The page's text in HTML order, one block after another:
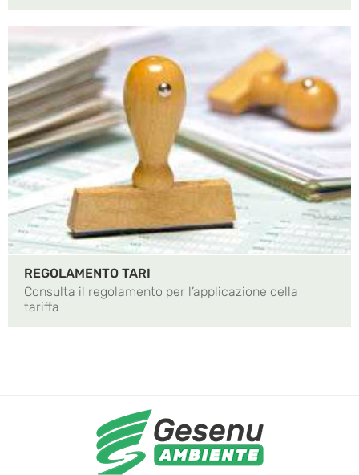
REGOLAMENTO TARI
Consulta il regolamento per l’applicazione della
tariffa